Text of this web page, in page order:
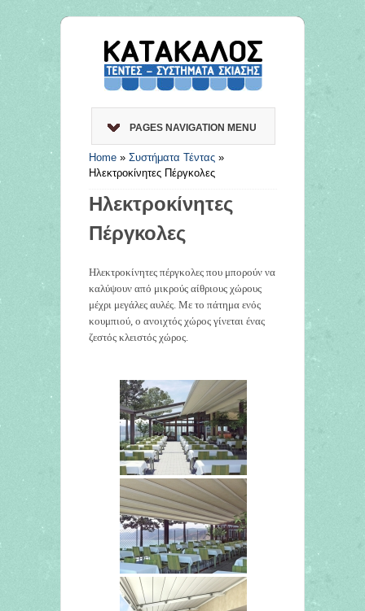
PAGES NAVIGATION MENU
Home » Συστήματα Τέντας »
Ηλεκτροκίνητες Πέργκολες
Ηλεκτροκίνητες
Πέργκολες
Ηλεκτροκίνητες πέργκολες που μπορούν να
καλύψουν από μικρούς αίθριους χώρους
μέχρι μεγάλες αυλές. Με το πάτημα ενός
κουμπιού, ο ανοιχτός χώρος γίνεται ένας
ζεστός κλειστός χώρος.